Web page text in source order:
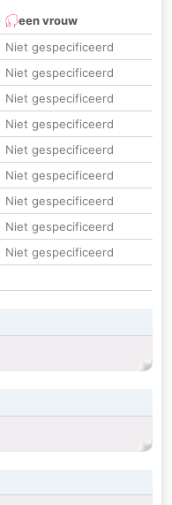
een vrouw
Niet gespecificeerd
Niet gespecificeerd
Niet gespecificeerd
Niet gespecificeerd
Niet gespecificeerd
Niet gespecificeerd
Niet gespecificeerd
Niet gespecificeerd
Niet gespecificeerd